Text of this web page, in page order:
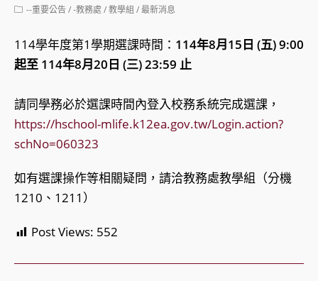
author:
published:
Post--重要公告/-教務處 /教學組 /最新消息
114學年度第1學期選課時間： 114年8月15日 (五)9:00
起至 114年8月20日 (三) 23:59 止
請同學務必於選課時間內登入校務系統完成選課，
https://hschool-mlife.k12ea.gov.tw/Login.action?
schNo=060323
如有選課操作等相關疑問，請洽教務處教學組（分機
1210、1211）
Post Views: 552